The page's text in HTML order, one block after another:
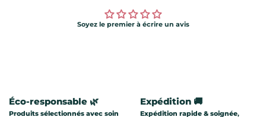
Soyez le premier à écrire un avis
Éco-responsable 🌿
Produits sélectionnés avec soin
Expédition 🚚
Expédition rapide & soignée,